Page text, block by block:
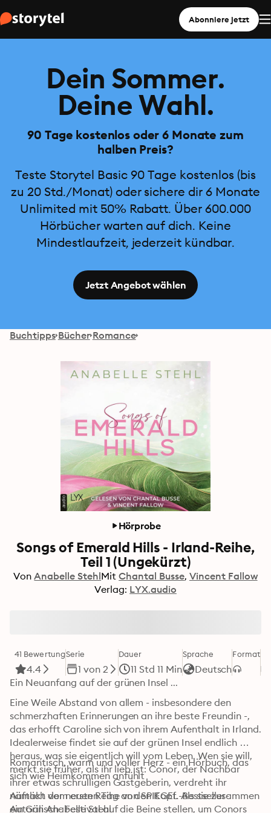
Abonniere jetzt
Dein Sommer.
Deine Wahl.
90 Tage kostenlos oder 6 Monate zum
halben Preis?
Teste Storytel Basic 90 Tage kostenlos (bis
zu 20 Std./Monat) oder sichere dir 6 Monate
Unlimited mit 50% Rabatt. Über 600.000
Hörbücher warten auf dich. Keine
Mindestlaufzeit, jederzeit kündbar.
Jetzt Angebot wählen
Buchtipps Bücher Romance
Hörprobe
Songs of Emerald Hills - Irland-Reihe,
Teil 1 (Ungekürzt)
Von Anabelle StehlMit Chantal Busse Vincent Fallow
Verlag: LYX.audio
41 Bewertung
4.4
Serie
1 von 2
Dauer
11 Std 11 Min
Sprache
Deutsch
Format
Ein Neuanfang auf der grünen Insel ...
Eine Weile Abstand von allem - insbesondere den
schmerzhaften Erinnerungen an ihre beste Freundin -,
das erhofft Caroline sich von ihrem Aufenthalt in Irland.
Idealerweise findet sie auf der grünen Insel endlich
heraus, was sie eigentlich will vom Leben. Wen sie will,
merkt sie früher, als ihr lieb ist: Conor, der Nachbar
ihrer etwas schrulligen Gastgeberin, verdreht ihr
nämlich vom ersten Tag an den Kopf. Als sie zusammen
ein Gälisch- Festival auf die Beine stellen, um Conors
Romantisch, warm und voller Herz - ein Hörbuch, das
sich wie Heimkommen anfühlt
Auftakt der neuen Reihe von SPIEGEL-Bestseller-
Autorin Anabelle Stehl